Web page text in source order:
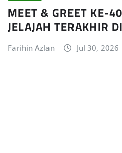
MEET & GREET KE-
JELAJAH TERAKHIR
Farihin Azlan Jul 30, 2026